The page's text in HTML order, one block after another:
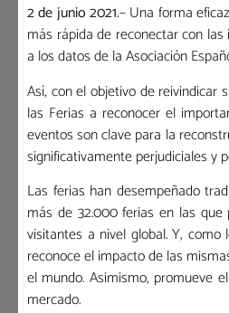
2 de junio 2021.– Una forma
más rápida de reconectar con
a los datos de la Asociación
Así, con el objetivo de reivindicar
las Ferias a reconocer el
eventos son clave para la
significativamente perjudiciales y
Las ferias han desempeñado
más de 32.000 ferias en las
visitantes a nivel global. Y,
reconoce el impacto de las
el mundo. Asimismo, promueve
mercado.